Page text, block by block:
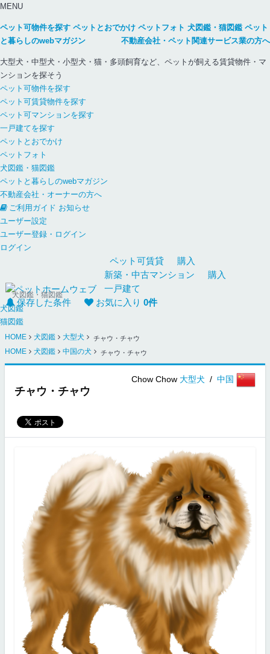
MENU
ペット可物件を探す ペットとおでかけ ペットフォト 犬図鑑・猫図鑑 ペット
と暮らしのwebマガジン
不動産会社・ペット関連サービス業の方へ
大型犬・中型犬・小型犬・猫・多頭飼育など、ペットが飼える賃貸物件・マ
ンションを探そう
ペット可物件を探す
ペット可賃貸物件を探す
ペット可マンションを探す
一戸建てを探す
ペットとおでかけ
ペットフォト
犬図鑑・猫図鑑
ペットと暮らしのwebマガジン
不動産会社・オーナーの方へ
ご利用ガイド お知らせ
ユーザー設定
ユーザー登録・ログイン
ログイン
ペット可賃貸
購入
新築・中古マンション
購入
一戸建て
保存した条件
お気に入り 0件
犬図鑑・猫図鑑
犬図鑑
猫図鑑
HOME 犬図鑑 大型犬 チャウ・チャウ
HOME 犬図鑑 中国の犬 チャウ・チャウ
チャウ・チャウ
Chow Chow 大型犬 / 中国